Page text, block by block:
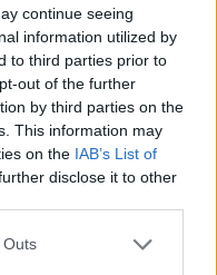
continue seeing
information utilized by
to third parties prior to
out of the further
by third parties on the
This information may
on the IAB’s List of
disclose it to other
one or more Google
Outs